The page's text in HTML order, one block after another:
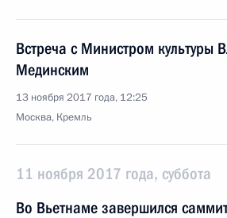
Встреча с Министром культуры
Мединским
13 ноября 2017 года, 12:25
Москва, Кремль
11 ноября 2017 года, суббота
Во Вьетнаме завершился